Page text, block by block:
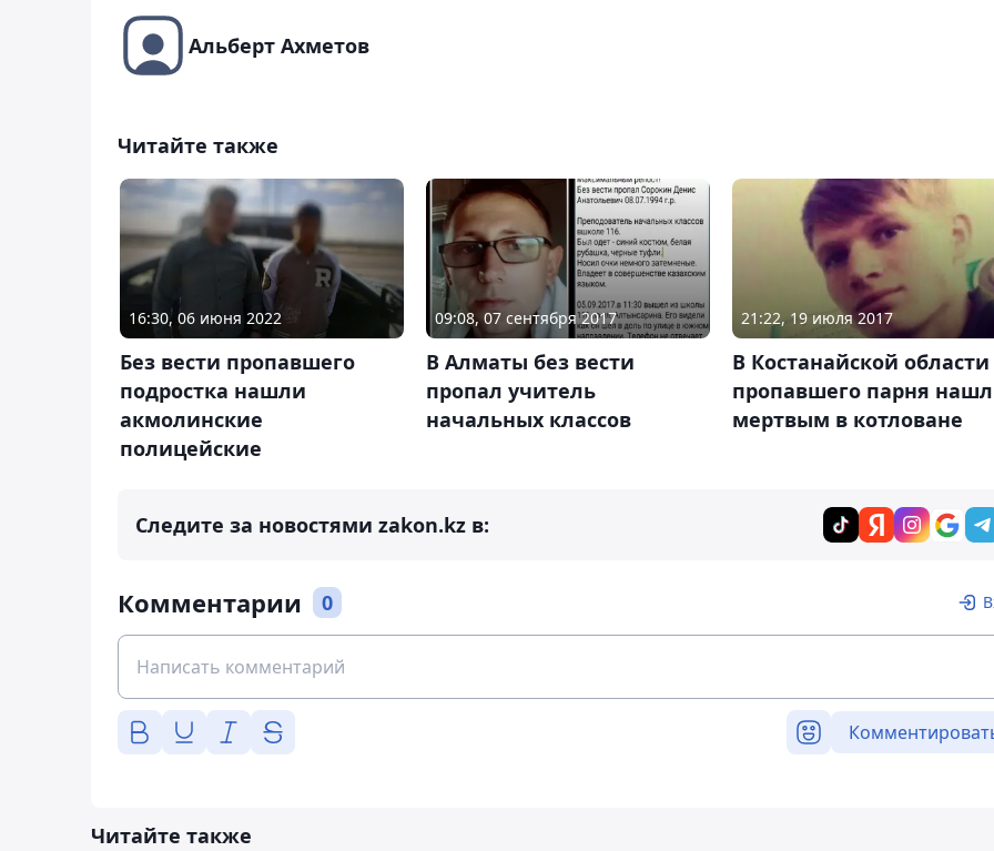
Альберт Ахметов
Читайте также
16:30, 06 июня 2022
Без вести пропавшего
подростка нашли
акмолинские
полицейские
09:08, 07 сентября 2017
В Алматы без вести
пропал учитель
начальных классов
21:22, 19 июля 2017
В Костанайской области
пропавшего парня
мертвым в котловане
Следите за новостями zakon.kz в:
Комментарии 0
Читайте также